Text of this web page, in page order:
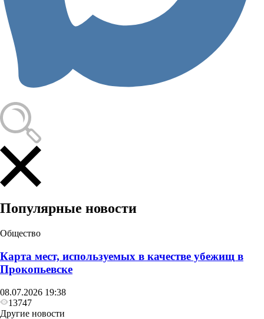
Происшествия
В Кузбассе на молочной ферме погибли двое,
когда спустились в навозохранилище
Популярные новости
Общество
Карта мест, используемых в качестве убежищ в
Прокопьевске
08.07.2026 19:38
13747
Другие новости